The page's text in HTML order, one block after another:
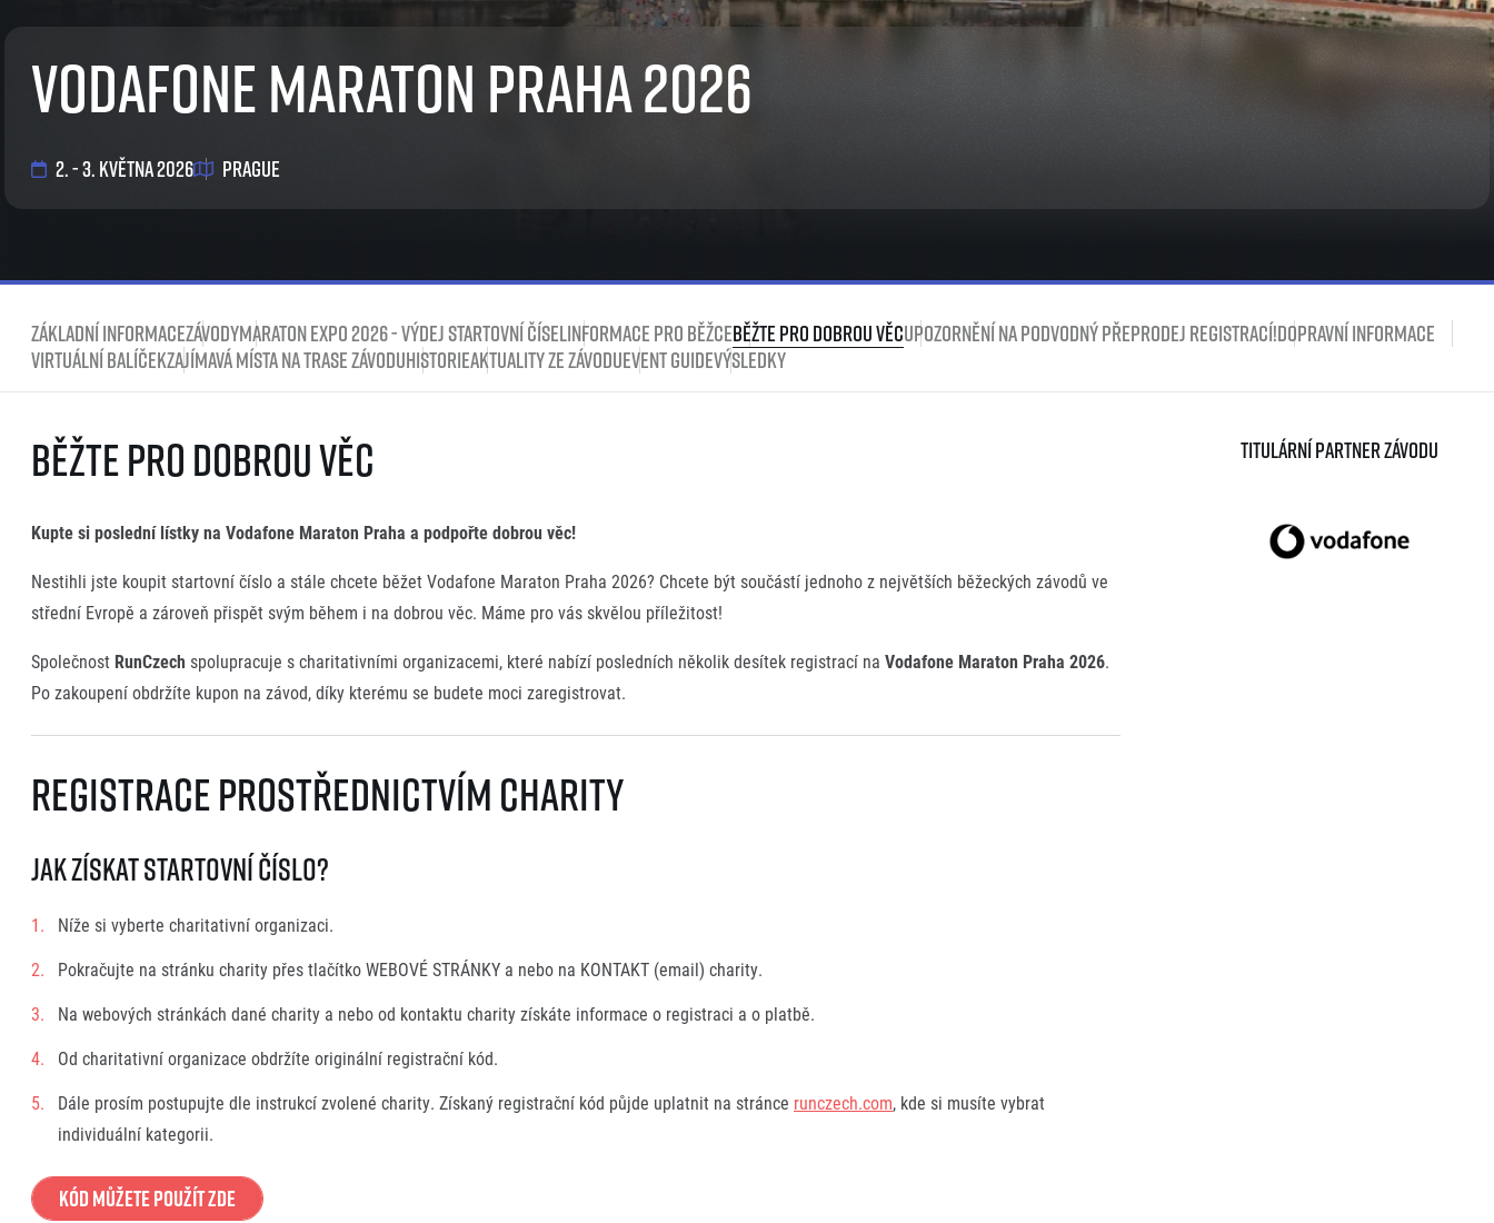
EuroHeroes Challenge 2025
EuroHeroes Challenge 2023
EuroHeroes Challenge 2019
RunCzech Halfs
Komunity
RunCzech Kings & Queens
RunCzech Stars
Running Doctors
stažení
Pro média
RunCzech
RunCzech Racing
Vodafone Maraton Praha 2026
2. - 3. května 2026 Prague
Základní informaceZávodyMaraton Expo 2026 - výdej startovní číselInformace pro běžceBěžte pro dobrou věcUpozornění na podvodný přeprodej registrací!Dopravní informace
Virtuální balíčekZajímavá místa na trase závoduHistorieAktuality ze závoduEvent GuideVýsledky
Běžte pro dobrou věc
Kupte si poslední lístky na Vodafone Maraton Praha a podpořte dobrou věc!
Nestihli jste koupit startovní číslo a stále chcete běžet Vodafone Maraton Praha 2026? Chcete být součástí jednoho z největších běžeckých závodů ve
střední Evropě a zároveň přispět svým během i na dobrou věc. Máme pro vás skvělou příležitost!
Společnost RunCzech spolupracuje s charitativními organizacemi, které nabízí posledních několik desítek registrací na Vodafone Maraton Praha 2026.
Po zakoupení obdržíte kupon na závod, díky kterému se budete moci zaregistrovat.
Registrace prostřednictvím charity
Jak získat startovní číslo?
Níže si vyberte charitativní organizaci.
Pokračujte na stránku charity přes tlačítko WEBOVÉ STRÁNKY a nebo na KONTAKT (email) charity.
Na webových stránkách dané charity a nebo od kontaktu charity získáte informace o registraci a o platbě.
Od charitativní organizace obdržíte originální registrační kód.
Dále prosím postupujte dle instrukcí zvolené charity. Získaný registrační kód půjde uplatnit na stránce runczech.com, kde si musíte vybrat
individuální kategorii.
Kód můžete použít zde
Titulární partner závodu